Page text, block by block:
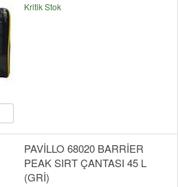
Kritik Stok
PAVİLLO 68020 BARRİER
PEAK SIRT ÇANTASI 45 L
(GRİ)